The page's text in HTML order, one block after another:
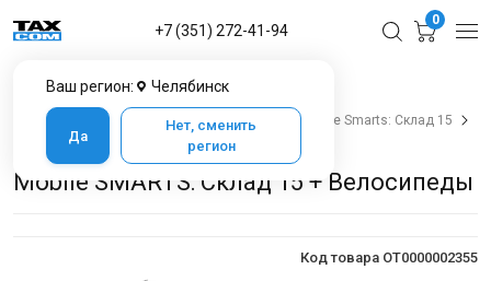
Ваш регион: Челябинск
Да
Нет, сменить
регион
+7 (351) 272-41-94
0
Программное обеспечение
Cleverence
Mobile Smarts: Склад 15
Mobile SMARTS: Склад 15 + Велосипеды
Mobile SMARTS: Склад 15 + Велосипеды
Код товара OT0000002355